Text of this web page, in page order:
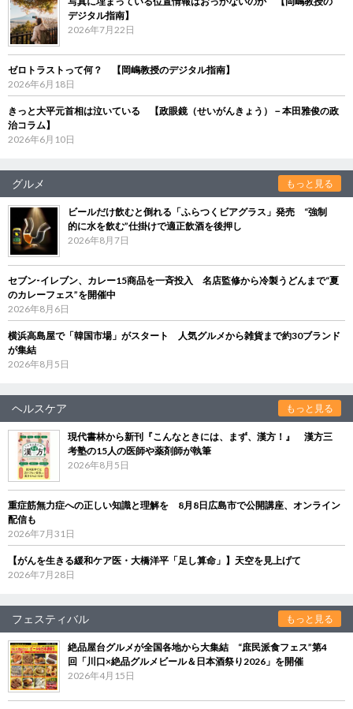
デジタル指南】
2026年7月22日
ゼロトラストって何？ 【岡嶋教授のデジタル指南】
2026年6月18日
きっと大平元首相は泣いている 【政眼鏡（せいがんきょう）－本田雅俊の政
治コラム】
2026年6月10日
グルメ もっと見る
ビールだけ飲むと倒れる「ふらつくビアグラス」発売 “強制
的に水を飲む”仕掛けで適正飲酒を後押し
2026年8月7日
セブン‐イレブン、カレー15商品を一斉投入 名店監修から冷製うどんまで“夏
のカレーフェス”を開催中
2026年8月6日
横浜高島屋で「韓国市場」がスタート 人気グルメから雑貨まで約30ブランド
が集結
2026年8月5日
ヘルスケア もっと見る
現代書林から新刊『こんなときには、まず、漢方！』 漢方三
考塾の15人の医師や薬剤師が執筆
2026年8月5日
重症筋無力症への正しい知識と理解を 8月8日広島市で公開講座、オンライン
配信も
2026年7月31日
【がんを生きる緩和ケア医・大橋洋平「足し算命」】天空を見上げて
2026年7月28日
フェスティバル もっと見る
絶品屋台グルメが全国各地から大集結 “庶民派食フェス”第4
回「川口×絶品グルメビール＆日本酒祭り2026」を開催
2026年4月15日